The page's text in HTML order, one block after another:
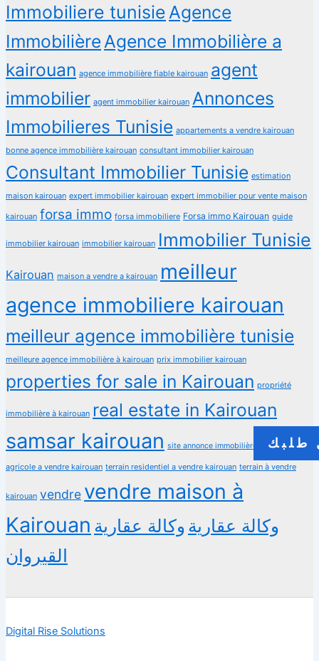
طلبك
Immobiliere tunisie Agence
Immobilière Agence Immobilière a
kairouan agence immobilière fiable kairouan agent
immobilier agent immobilier kairouan Annonces
Immobilieres Tunisie appartements a vendre kairouan
bonne agence immobilière kairouan consultant immobilier kairouan
Consultant Immobilier Tunisie estimation
maison kairouan expert immobilier kairouan expert immobilier pour vente maison
kairouan forsa immo forsa immobiliere Forsa immo Kairouan guide
immobilier kairouan immobilier kairouan Immobilier Tunisie
Kairouan maison a vendre a kairouan meilleur
agence immobiliere kairouan
meilleur agence immobilière tunisie
meilleure agence immobilière à kairouan prix immobilier kairouan
properties for sale in Kairouan propriété
immobilière à kairouan real estate in Kairouan
samsar kairouan site annonce immobilière terrain
agricole a vendre kairouan terrain residentiel a vendre kairouan terrain à vendre
kairouan vendre vendre maison à
Kairouan
وكالة عقارية وكالة عقارية
القيروان
Digital Rise Solutions